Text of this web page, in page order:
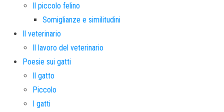
Il piccolo felino
Somiglianze e similitudini
Il veterinario
Il lavoro del veterinario
Poesie sui gatti
Il gatto
Piccolo
I gatti